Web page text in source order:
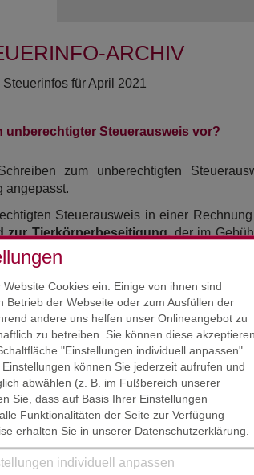
Cookies ein. Einige von ihnen sind
Betrieb der Webseite oder zum Ausfüllen der
andere uns helfen unser Onlineangebot zu
zu betreiben. Sie können diese akzeptieren
"Einstellungen individuell anpassen"
können Sie jederzeit aufrufen und
abwählen (z. B. im Fußbereich unserer
Sie, dass auf Basis Ihrer Einstellungen
Funktionalitäten der Seite zur Verfügung
erhalten Sie in unserer Datenschutzerklärung.
individuell anpassen
ARCHIV
Steuerinfos fürApril 2021
unberechtigter Steuerausweis vor?
zum unberechtigten
angepasst.
Steuerausweis in einer
zur Tierkörperbeseitigung,der im
hatte. Der BFH kam zu dem
Bezug und stellt klar, dass die
Ein unberechtigter Steuerausweis in
eine
wenn
obwohl
dass
STAND : MÄRZ / APRIL 2021
Der Inhalt der
erstellt worden. Die